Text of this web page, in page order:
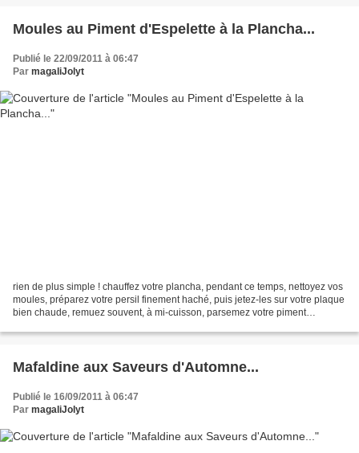
Moules au Piment d'Espelette à la Plancha...
Publié le 22/09/2011 à 06:47
Par magaliJolyt
rien de plus simple ! chauffez votre plancha, pendant ce temps, nettoyez vos
moules, préparez votre persil finement haché, puis jetez-les sur votre plaque
bien chaude, remuez souvent, à mi-cuisson, parsemez votre piment
Mafaldine aux Saveurs d'Automne...
Publié le 16/09/2011 à 06:47
Par magaliJolyt